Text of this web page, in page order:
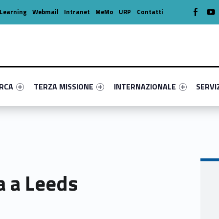
primary-94652-16
#link-menu-primary-46282-39
Link identifier #link-menu-primary-62541-49
TERZA MISSIONE
Link identifier #link-menu-
INTERNAZIONALE
Link
Webmail Intranet MeMo URP Contatti
a Leeds